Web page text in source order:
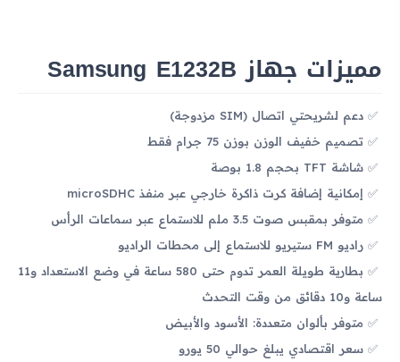
مميزات جهاز Samsung E1232B
دعم لشريحتي اتصال (SIM مزدوجة)
تصميم خفيف الوزن بوزن 75 جرام فقط
شاشة TFT بحجم 1.8 بوصة
إمكانية إضافة كرت ذاكرة خارجي عبر منفذ microSDHC
متوفر بمقبس صوت 3.5 ملم للاستماع عبر سماعات الرأس
راديو FM ستيريو للاستماع إلى محطات الراديو
بطارية طويلة العمر تدوم حتى 580 ساعة في وضع الاستعداد و11
ساعة و10 دقائق من وقت التحدث
متوفر بألوان متعددة: الأسود والأبيض
سعر اقتصادي يبلغ حوالي 50 يورو